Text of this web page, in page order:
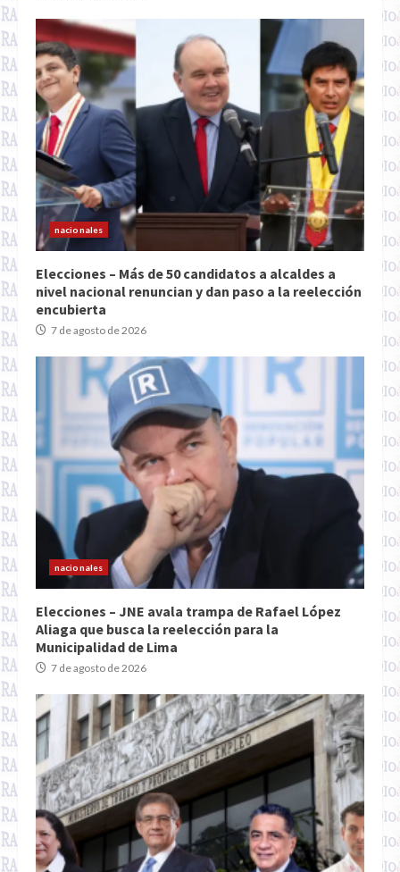
nacionales
Elecciones – Más de 50 candidatos a alcaldes a
nivel nacional renuncian y dan paso a la reelección
encubierta
7 de agosto de 2026
nacionales
Elecciones – JNE avala trampa de Rafael López
Aliaga que busca la reelección para la
Municipalidad de Lima
7 de agosto de 2026